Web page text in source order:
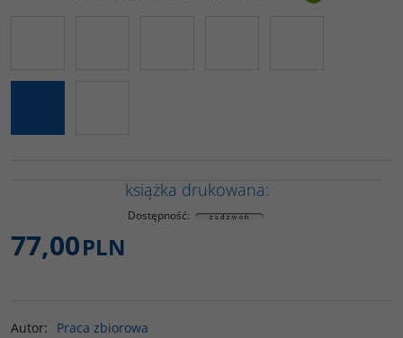
książka drukowana:
Dostępność:
77,00PLN
Autor: Praca zbiorowa